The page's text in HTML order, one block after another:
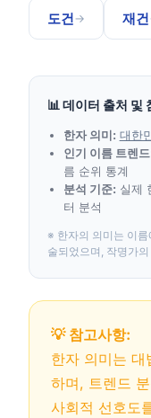
도건→ 재건
📊 데이터 출처 및
한자 의미: 대한
인기 이름 트렌
름 순위 통계
분석 기준: 실제
터 분석
※ 한자의 의미는 이
술되었으며, 작명가
💡 참고사항:
한자 의미는 대
하며, 트렌드
사회적 선호도